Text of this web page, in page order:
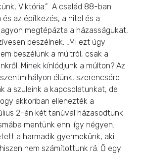
Viktória.” A család 88-ban
az építkezés, a hitel és a
megtépázta a házasságukat,
beszélnek. „Mi ezt úgy
beszélünk a múltról, csak a
Minek kínlódjunk a múlton? Az
élünk, szerencsére
a szüleink a kapcsolatunkat, de
akkoriban ellenezték a
2-án két tanúval házasodtunk
mentünk enni így négyen.
a harmadik gyermekünk, aki
nem számítottunk rá. Ő egy